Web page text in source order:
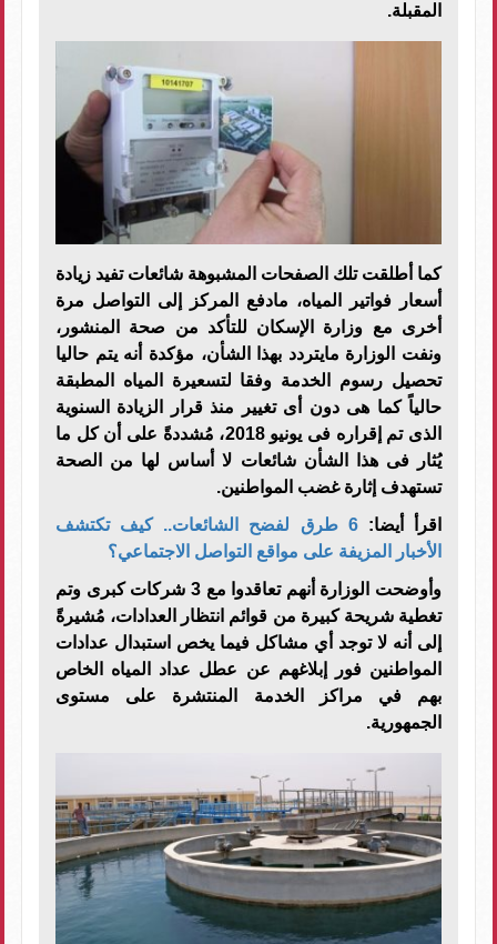
المقبلة.
كما أطلقت تلك الصفحات المشبوهة شائعات تفيد زيادة
أسعار فواتير المياه، مادفع المركز إلى التواصل مرة
أخرى مع وزارة الإسكان للتأكد من صحة المنشور،
ونفت الوزارة مايتردد بهذا الشأن، مؤكدة أنه يتم حاليا
تحصيل رسوم الخدمة وفقا لتسعيرة المياه المطبقة
حالياً كما هى دون أى تغيير منذ قرار الزيادة السنوية
الذى تم إقراره فى يونيو 2018، مُشددةً على أن كل ما
يُثار فى هذا الشأن شائعات لا أساس لها من الصحة
تستهدف إثارة غضب المواطنين.
اقرأ أيضا:
6 طرق لفضح الشائعات.. كيف تكتشف
الأخبار المزيفة على مواقع التواصل الاجتماعي؟
وأوضحت الوزارة أنهم تعاقدوا مع 3 شركات كبرى وتم
تغطية شريحة كبيرة من قوائم انتظار العدادات، مُشيرةً
إلى أنه لا توجد أي مشاكل فيما يخص استبدال عدادات
المواطنين فور إبلاغهم عن عطل عداد المياه الخاص
بهم في مراكز الخدمة المنتشرة على مستوى
الجمهورية.